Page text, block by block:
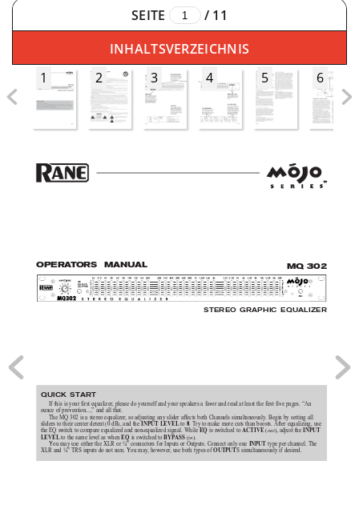
SEITE / 11
INHALTSVERZEICHNIS
1
2 3 4 5 6
OPE RATORS  MAN UAL MQ 302
STEREO GRAPHIC EQUALIZER
QUICK START
If this is your first equalizer, please do yourself and your speakers a favor and read at least the first five pages. “An
ounce of prevention...,” and all that.
The MQ 302 is a stereo equalizer, so adjusting any slider affects both Channels simultaneously. Begin by setting all
sliders to their center detent (0 dB), and the INPUT LEVEL to 8. Try to make more cuts than boosts. After equalizing, use
the EQ switch to compare equalized and non-equalized signal. While EQ is switched to ACTIVE (out), adjust the INPUT
LEVEL to the same level as when EQ is switched to BYPASS (in).
You may use either the XLR or ¼" connectors for Inputs or Outputs. Connect only one INPUT type per channel. The
XLR and ¼" TRS inputs do not sum. You may, however, use both types of OUTPUTS simultanesously if desired.